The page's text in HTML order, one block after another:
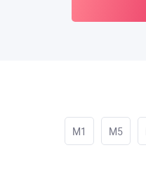
M1 M5